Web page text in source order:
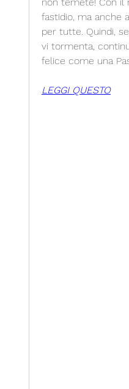
fastidio, ma anche
per tutte. Quindi,
vi tormenta,
felice come una
LEGGI QUESTO